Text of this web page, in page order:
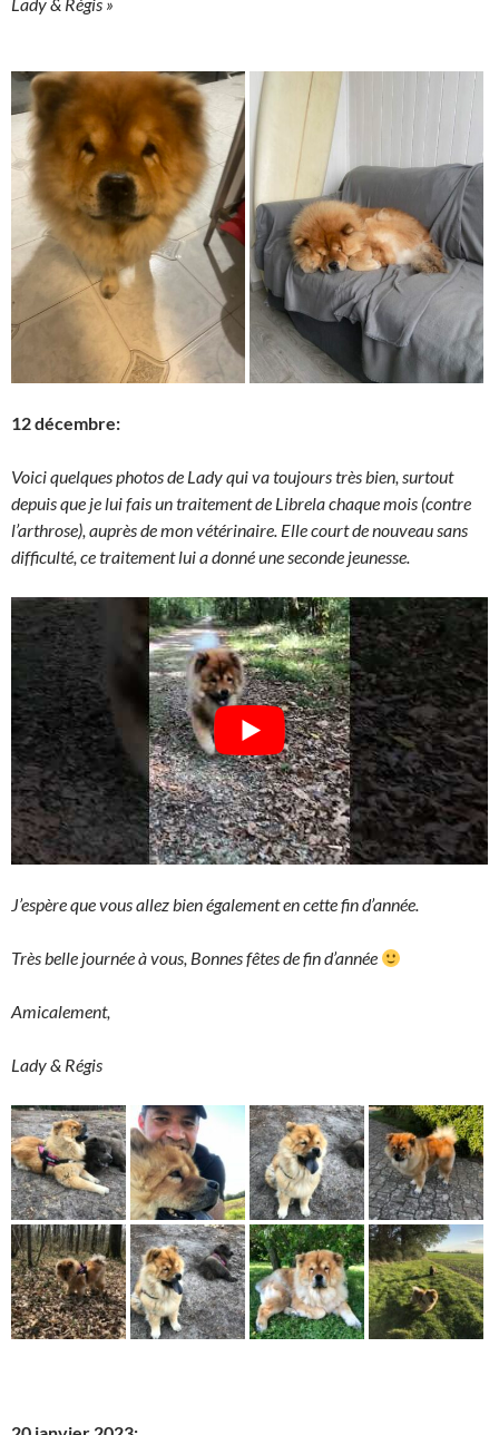
12 décembre:
Voici quelques photos de Lady qui va toujours très bien, surtout
depuis que je lui fais un traitement de Librela chaque mois (contre
l’arthrose), auprès de mon vétérinaire. Elle court de nouveau sans
difficulté, ce traitement lui a donné une seconde jeunesse.
J’espère que vous allez bien également en cette fin d’année.
Très belle journée à vous, Bonnes fêtes de fin d’année
Amicalement,
Lady & Régis